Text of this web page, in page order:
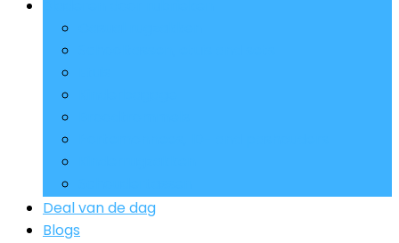
Deal van de dag
Blogs